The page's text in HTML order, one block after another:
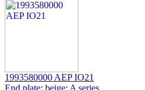
1993580000 AEP IO21
End plate; beige; A series